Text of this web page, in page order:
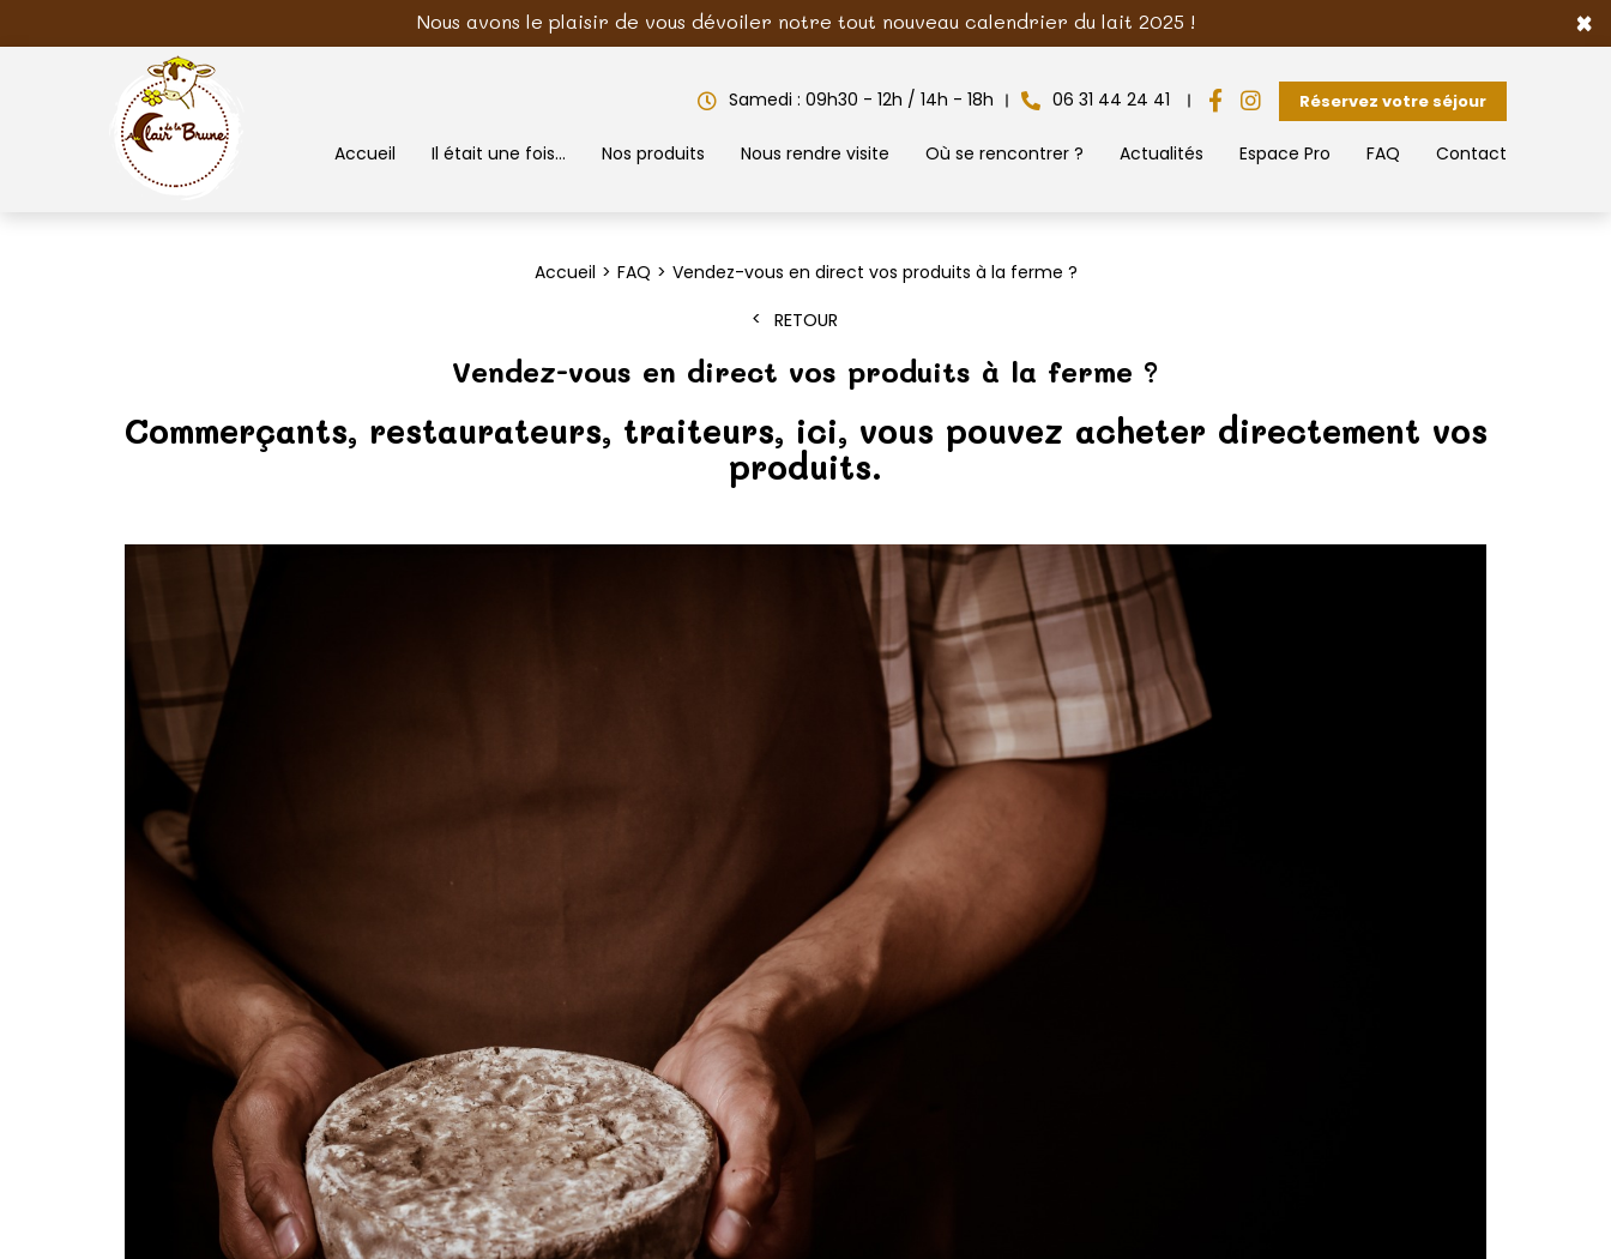
Nous avons le plaisir de vous dévoiler notre tout nouveau calendrier du lait 2025 ! ×
Samedi : 09h30 - 12h / 14h - 18h 06 31 44 24 41 Réservez votre séjour
Accueil Il était une fois... Nos produits Nous rendre visite Où se rencontrer ? Actualités Espace Pro FAQ Contact
Accueil FAQ
Vendez-vous en direct vos produits à la ferme ?
RETOUR
Vendez-vous en direct vos produits à la ferme ?
Commerçants, restaurateurs, traiteurs, ici, vous pouvez acheter directement vos
produits.